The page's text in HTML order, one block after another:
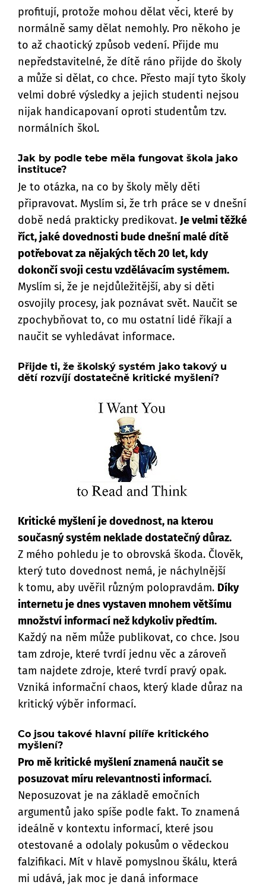
profitují, protože mohou dělat věci, které by
normálně samy dělat nemohly. Pro někoho je
to až chaotický způsob vedení. Přijde mu
nepředstavitelné, že dítě ráno přijde do školy
a může si dělat, co chce. Přesto mají tyto školy
velmi dobré výsledky a jejich studenti nejsou
nijak handicapovaní oproti studentům tzv.
normálních škol.
Jak by podle tebe měla fungovat škola jako
instituce?
Je to otázka, na co by školy měly děti
připravovat. Myslím si, že trh práce se v dnešní
době nedá prakticky predikovat. Je velmi těžké
říct, jaké dovednosti bude dnešní malé dítě
potřebovat za nějakých těch 20 let, kdy
dokončí svoji cestu vzdělávacím systémem.
Myslím si, že je nejdůležitější, aby si děti
osvojily procesy, jak poznávat svět. Naučit se
zpochybňovat to, co mu ostatní lidé říkají a
naučit se vyhledávat informace.
Přijde ti, že školský systém jako takový u
dětí rozvíjí dostatečně kritické myšlení?
Kritické myšlení je dovednost, na kterou
současný systém neklade dostatečný důraz.
Z mého pohledu je to obrovská škoda. Člověk,
který tuto dovednost nemá, je náchylnější
k tomu, aby uvěřil různým polopravdám. Díky
internetu je dnes vystaven mnohem většímu
množství informací než kdykoliv předtím.
Každý na něm může publikovat, co chce. Jsou
tam zdroje, které tvrdí jednu věc a zároveň
tam najdete zdroje, které tvrdí pravý opak.
Vzniká informační chaos, který klade důraz na
kritický výběr informací.
Co jsou takové hlavní pilíře kritického
myšlení?
Pro mě kritické myšlení znamená naučit se
posuzovat míru relevantnosti informací.
Neposuzovat je na základě emočních
argumentů jako spíše podle fakt. To znamená
ideálně v kontextu informací, které jsou
otestované a odolaly pokusům o vědeckou
falzifikaci. Mít v hlavě pomyslnou škálu, která
mi udává, jak moc je daná informace